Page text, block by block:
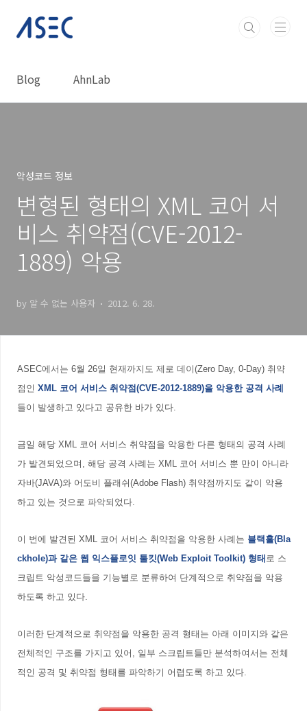
Blog AhnLab
악성코드 정보
변형된 형태의 XML 코어 서
비스 취약점(CVE-2012-
1889) 악용
by 알 수 없는 사용자 2012. 6. 28.
ASEC에서는 6월 26일 현재까지도 제로 데이(Zero Day, 0-Day) 취약
점인 XML 코어 서비스 취약점(CVE-2012-1889)을 악용한 공격 사례
들이 발생하고 있다고 공유한 바가 있다.
금일 해당 XML 코어 서비스 취약점을 악용한 다른 형태의 공격 사례
가 발견되었으며, 해당 공격 사례는 XML 코어 서비스 뿐 만이 아니라
자바(JAVA)와 어도비 플래쉬(Adobe Flash) 취약점까지도 같이 악용
하고 있는 것으로 파악되었다.
이 번에 발견된 XML 코어 서비스 취약점을 악용한 사례는 블랙홀(Bla
ckhole)과 같은 웹 익스플로잇 툴킷(Web Exploit Toolkit) 형태 로 스
크립트 악성코드들을 기능별로 분류하여 단계적으로 취약점을 악용
하도록 하고 있다.
이러한 단계적으로 취약점을 악용한 공격 형태는 아래 이미지와 같은
전체적인 구조를 가지고 있어, 일부 스크립트들만 분석하여서는 전체
적인 공격 및 취약점 형태를 파악하기 어렵도록 하고 있다.